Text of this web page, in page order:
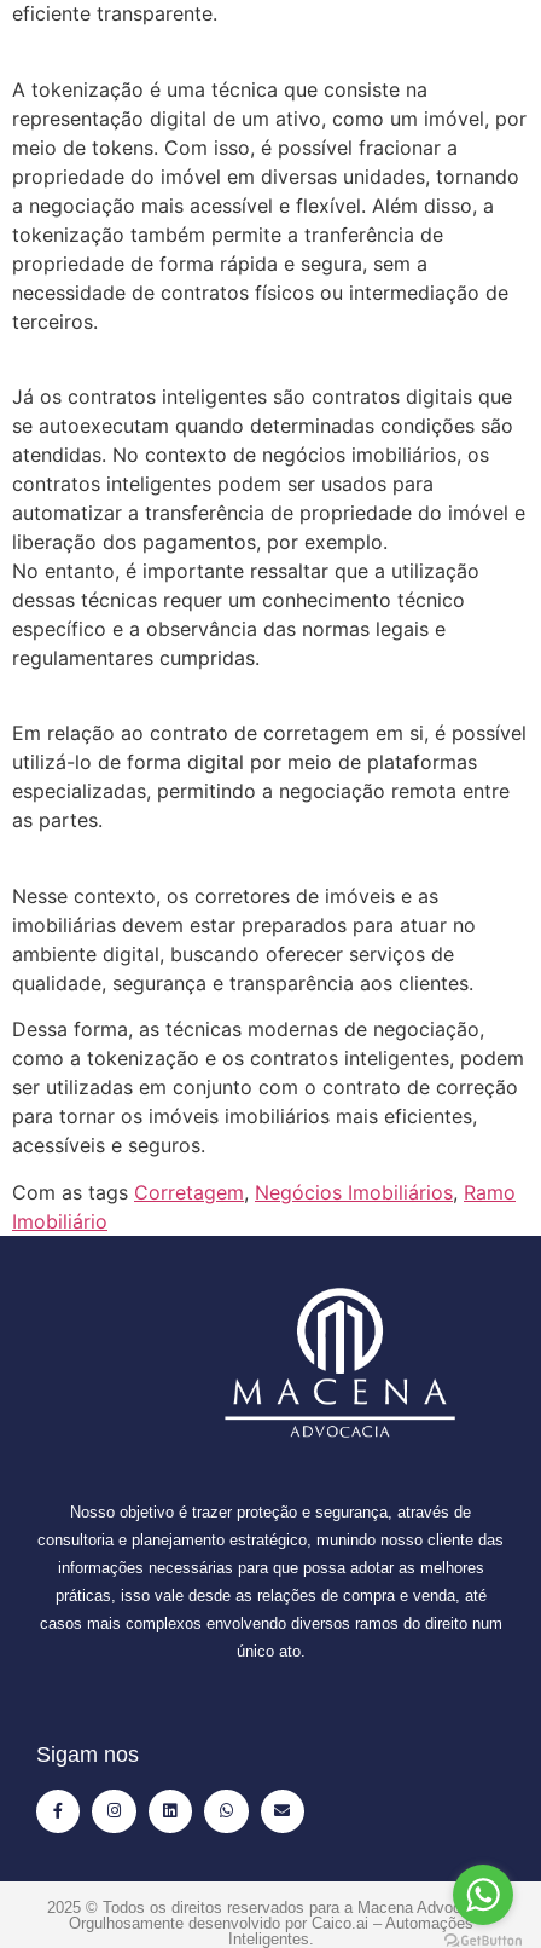
eficiente transparente.
A tokenização é uma técnica que consiste na
representação digital de um ativo, como um imóvel, por
meio de tokens. Com isso, é possível fracionar a
propriedade do imóvel em diversas unidades, tornando
a negociação mais acessível e flexível. Além disso, a
tokenização também permite a tranferência de
propriedade de forma rápida e segura, sem a
necessidade de contratos físicos ou intermediação de
terceiros.
Já os contratos inteligentes são contratos digitais que
se autoexecutam quando determinadas condições são
atendidas. No contexto de negócios imobiliários, os
contratos inteligentes podem ser usados para
automatizar a transferência de propriedade do imóvel e
liberação dos pagamentos, por exemplo.
No entanto, é importante ressaltar que a utilização
dessas técnicas requer um conhecimento técnico
específico e a observância das normas legais e
regulamentares cumpridas.
Em relação ao contrato de corretagem em si, é possível
utilizá-lo de forma digital por meio de plataformas
especializadas, permitindo a negociação remota entre
as partes.
Nesse contexto, os corretores de imóveis e as
imobiliárias devem estar preparados para atuar no
ambiente digital, buscando oferecer serviços de
qualidade, segurança e transparência aos clientes.
Dessa forma, as técnicas modernas de negociação,
como a tokenização e os contratos inteligentes, podem
ser utilizadas em conjunto com o contrato de correção
para tornar os imóveis imobiliários mais eficientes,
acessíveis e seguros.
Com as tags Corretagem, Negócios Imobiliários, Ramo
Imobiliário
Nosso objetivo é trazer proteção e segurança, através de
consultoria e planejamento estratégico, munindo nosso cliente das
informações necessárias para que possa adotar as melhores
práticas, isso vale desde as relações de compra e venda, até
casos mais complexos envolvendo diversos ramos do direito num
único ato.
Sigam nos
2025 © Todos os direitos reservados para a Macena Advocacia.
Orgulhosamente desenvolvido por Caico.ai – Automações
Inteligentes.